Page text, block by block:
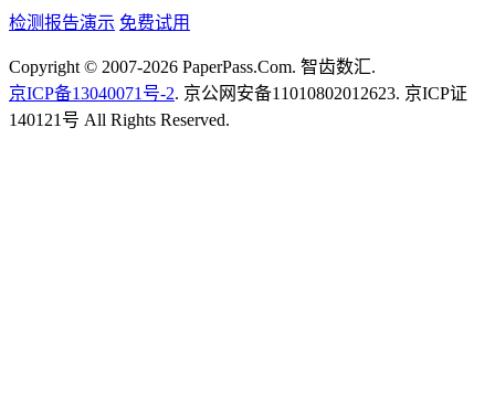
检测报告演示 免费试用
Copyright © 2007-2026 PaperPass.Com. 智齿数汇.
京ICP备13040071号-2. 京公网安备11010802012623. 京ICP证
140121号 All Rights Reserved.